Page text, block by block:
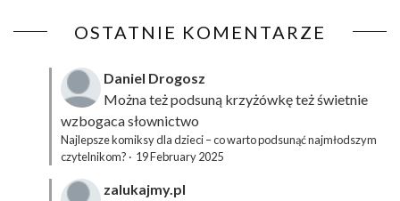
OSTATNIE KOMENTARZE
Daniel Drogosz
Można też podsuną krzyżówkęteż świetnie
wzbogaca słownictwo
Najlepsze komiksy dla dzieci – co warto podsunąć najmłodszym
czytelnikom? · 19 February 2025
zalukajmy.pl